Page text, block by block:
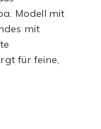
Modell mit
mit
für feine,